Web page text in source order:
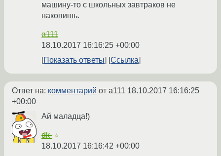
машину-то с школьных завтраков не
накопишь.
a111
18.10.2017 16:16:25 +00:00
Показать ответы
Ссылка
Ответ на: комментарий от a111 18.10.2017 16:16:25
+00:00
Ай маладца!)
dk- ☆
18.10.2017 16:16:42 +00:00